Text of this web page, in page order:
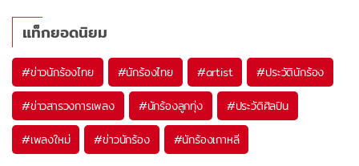
แท็กยอดนิยม
#ข่าวนักร้องไทย #นักร้องไทย #artist #ประวัตินักร้อง
#ข่าวสารวงการเพลง #นักร้องลูกทุ่ง #ประวัติศิลปิน
#เพลงใหม่ #ข่าวนักร้อง #นักร้องเกาหลี